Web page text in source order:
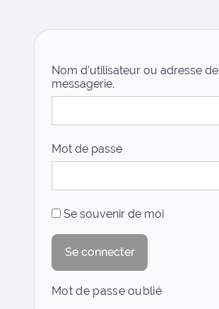
Nom d'utilisateur ou adresse de
messagerie.
Mot de passe
Se souvenir de moi
Mot de passe oublié